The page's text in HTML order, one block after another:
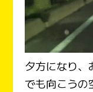
夕方になり、
でも向こうの